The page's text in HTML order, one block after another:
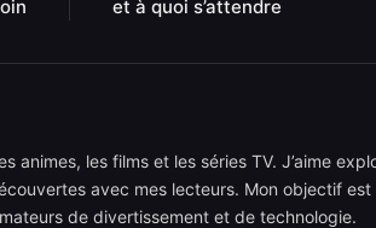
et à quoi s’attendre
les films et les séries TV. J’aime
avec mes lecteurs. Mon objectif est
de divertissement et de technologie.